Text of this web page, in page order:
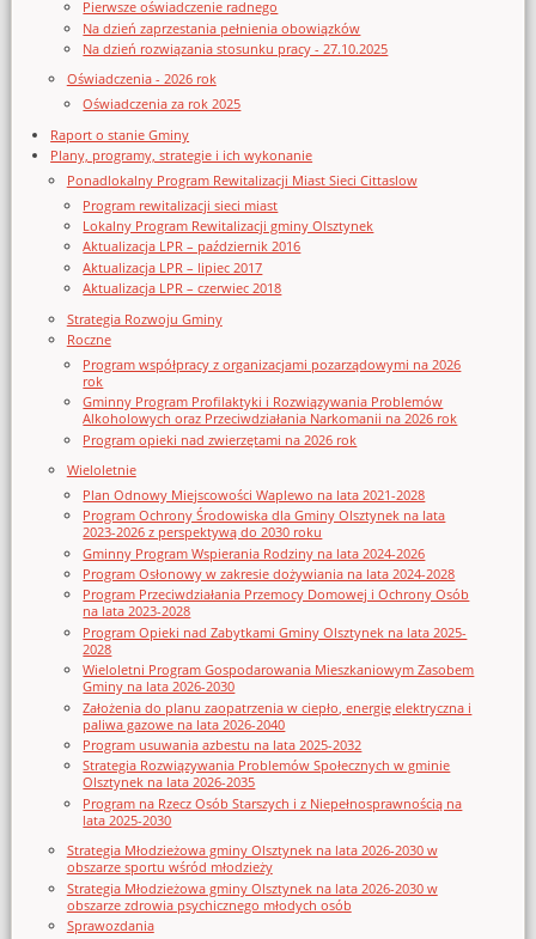
Pierwsze oświadczenie radnego
Na dzień zaprzestania pełnienia obowiązków
Na dzień rozwiązania stosunku pracy - 27.10.2025
Oświadczenia - 2026 rok
Oświadczenia za rok 2025
Raport o stanie Gminy
Plany, programy, strategie i ich wykonanie
Ponadlokalny Program Rewitalizacji Miast Sieci Cittaslow
Program rewitalizacji sieci miast
Lokalny Program Rewitalizacji gminy Olsztynek
Aktualizacja LPR – październik 2016
Aktualizacja LPR – lipiec 2017
Aktualizacja LPR – czerwiec 2018
Strategia Rozwoju Gminy
Roczne
Program współpracy z organizacjami pozarządowymi na 2026
rok
Gminny Program Profilaktyki i Rozwiązywania Problemów
Alkoholowych oraz Przeciwdziałania Narkomanii na 2026 rok
Program opieki nad zwierzętami na 2026 rok
Wieloletnie
Plan Odnowy Miejscowości Waplewo na lata 2021-2028
Program Ochrony Środowiska dla Gminy Olsztynek na lata
2023-2026 z perspektywą do 2030 roku
Gminny Program Wspierania Rodziny na lata 2024-2026
Program Osłonowy w zakresie dożywiania na lata 2024-2028
Program Przeciwdziałania Przemocy Domowej i Ochrony Osób
na lata 2023-2028
Program Opieki nad Zabytkami Gminy Olsztynek na lata 2025-
2028
Wieloletni Program Gospodarowania Mieszkaniowym Zasobem
Gminy na lata 2026-2030
Założenia do planu zaopatrzenia w ciepło, energię elektryczna i
paliwa gazowe na lata 2026-2040
Program usuwania azbestu na lata 2025-2032
Strategia Rozwiązywania Problemów Społecznych w gminie
Olsztynek na lata 2026-2035
Program na Rzecz Osób Starszych i z Niepełnosprawnością na
lata 2025-2030
Strategia Młodzieżowa gminy Olsztynek na lata 2026-2030 w
obszarze sportu wśród młodzieży
Strategia Młodzieżowa gminy Olsztynek na lata 2026-2030 w
obszarze zdrowia psychicznego młodych osób
Sprawozdania